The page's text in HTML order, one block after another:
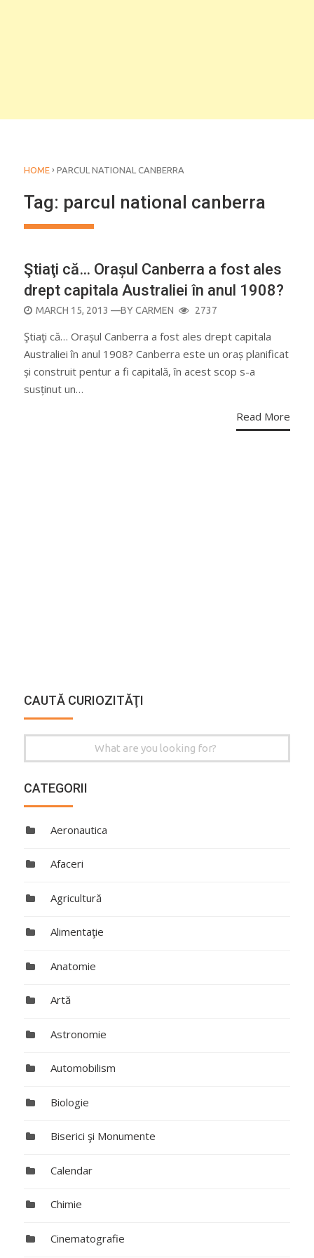
HOME › PARCUL NATIONAL CANBERRA
Tag: parcul national canberra
Ştiaţi că… Orașul Canberra a fost ales
drept capitala Australiei în anul 1908?
POSTED
MARCH 15, 2013 —BYCARMEN 2737
Ştiaţi că… Orașul Canberra a fost ales drept capitala
Australiei în anul 1908? Canberra este un oraș planificat
și construit pentur a fi capitală, în acest scop s-a
susținut un…
Read More
CAUTĂ CURIOZITĂŢI
for:
CATEGORII
Aeronautica
Afaceri
Agricultură
Alimentaţie
Anatomie
Artă
Astronomie
Automobilism
Biologie
Biserici şi Monumente
Calendar
Chimie
Cinematografie